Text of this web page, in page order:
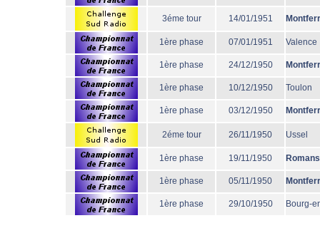
3éme tour 14/01/1951
1ère phase 07/01/1951 Valence
1ère phase 24/12/1950
1ère phase 10/12/1950 Toulon
1ère phase 03/12/1950
2éme tour 26/11/1950 Ussel
1ère phase 19/11/1950 Romans
1ère phase 05/11/1950
1ère phase 29/10/1950 Bourg-